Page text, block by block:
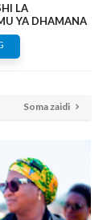
LA
YA DHAMANA
Soma zaidi